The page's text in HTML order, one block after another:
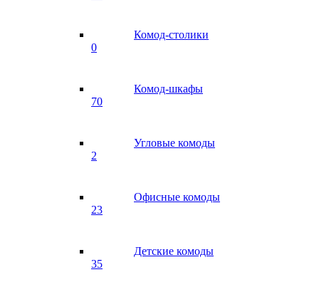
Комод-столики
0
Комод-шкафы
70
Угловые комоды
2
Офисные комоды
23
Детские комоды
35